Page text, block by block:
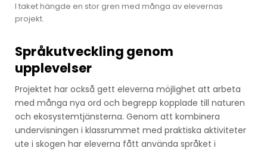
I taket hängde en stor gren med många av elevernas
projekt.
Språkutveckling genom
upplevelser
Projektet har också gett eleverna möjlighet att arbeta
med många nya ord och begrepp kopplade till naturen
och ekosystemtjänsterna. Genom att kombinera
undervisningen i klassrummet med praktiska aktiviteter
ute i skogen har eleverna fått använda språket i